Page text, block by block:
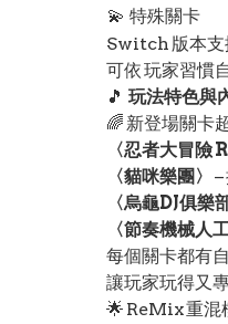
💫 特殊關卡
Switch 版本支
可依 玩家習慣
🎵 玩法特色與
🌈 新登場關卡
〈忍者大冒險
〈貓咪樂團〉 –
〈烏龜DJ俱樂
〈節奏機械人
每個關卡都有
讓玩家玩得又
🌟 ReMix 重混